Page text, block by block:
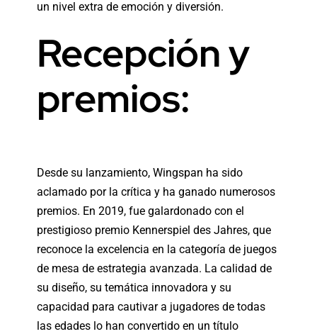
un nivel extra de emoción y diversión.
Recepción y
premios:
Desde su lanzamiento, Wingspan ha sido
aclamado por la crítica y ha ganado numerosos
premios. En 2019, fue galardonado con el
prestigioso premio Kennerspiel des Jahres, que
reconoce la excelencia en la categoría de juegos
de mesa de estrategia avanzada. La calidad de
su diseño, su temática innovadora y su
capacidad para cautivar a jugadores de todas
las edades lo han convertido en un título